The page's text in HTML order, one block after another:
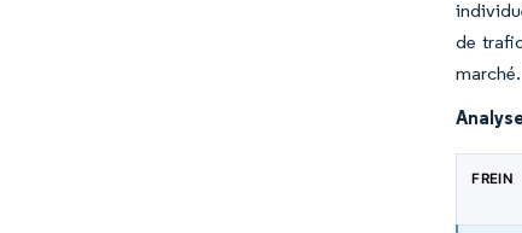
de
marché.
FREIN